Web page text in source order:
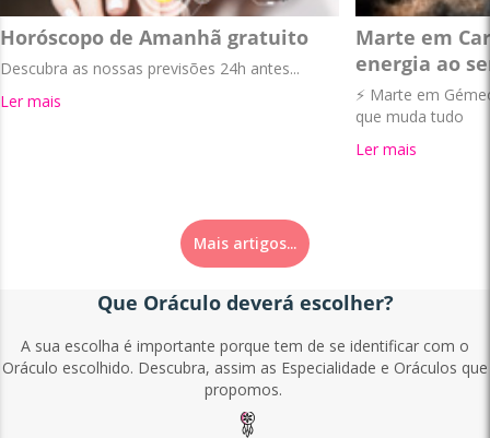
Horóscopo de Amanhã gratuito
Descubra as nossas previsões 24h antes...
Ler mais
Marte em
energia ao
⚡ Marte em
que muda tudo
Ler mais
Mais artigos...
Que Oráculo deverá escolher?
A sua escolha é importante porque tem de se identificar com o
Oráculo escolhido. Descubra, assim as Especialidade e Oráculos que
propomos.